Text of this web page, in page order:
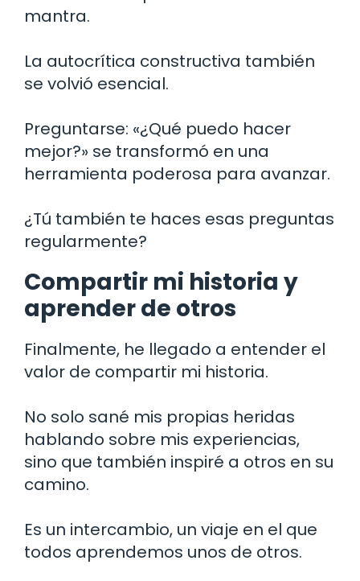
mantra.
La autocrítica constructiva también
se volvió esencial.
Preguntarse: «¿Qué puedo hacer
mejor?» se transformó en una
herramienta poderosa para avanzar.
¿Tú también te haces esas preguntas
regularmente?
Compartir mi historia y
aprender de otros
Finalmente, he llegado a entender el
valor de compartir mi historia.
No solo sané mis propias heridas
hablando sobre mis experiencias,
sino que también inspiré a otros en su
camino.
Es un intercambio, un viaje en el que
todos aprendemos unos de otros.